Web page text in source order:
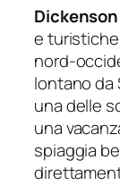
e
nord-
lontano da
una delle
una
spiaggia